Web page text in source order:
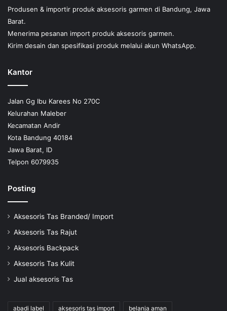
halaman
Produsen & importir produk aksesoris garmen di Bandung, Jawa
Barat.
Menerima pesanan import produk aksesoris garmen.
Kirim desain dan spesifikasi produk melalui akun WhatsApp.
Kantor
Jalan Gg Ibu Karees No 270C
Kelurahan Maleber
Kecamatan Andir
Kota Bandung 40184
Jawa Barat, ID
Telpon 6079935
Posting
Aksesoris Tas Branded/ Import
Aksesoris Tas Rajut
Aksesoris Backpack
Aksesoris Tas Kulit
Jual aksesoris Tas
abadi label aksesoris tas import belanja aman